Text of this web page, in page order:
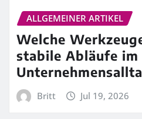
ALLGEMEINER ARTIKEL
Welche
stabile Abläufe im
Britt Jul 19, 2026